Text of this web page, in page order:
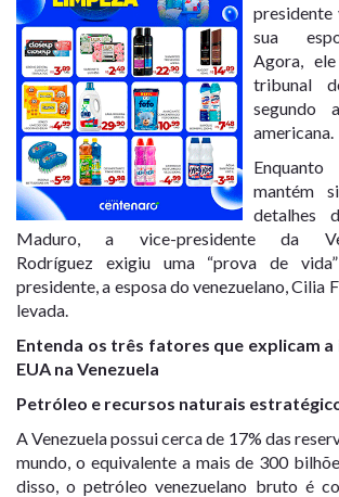
presidente
sua
Agora,
tribunal
segundo
americana.
mantém
detalhes
Maduro, a vice-presidente da
Rodríguez exigiu uma “prova de vida
presidente, a esposa do venezuelano,Cilia
levada
Entenda os três fatores que explicam
EUA na Venezuela
Petróleo e recursos naturais
A Venezuela possui cerca de 17% das
mundo, o equivalente a mais de 300
disso, o petróleo venezuelano bruto é